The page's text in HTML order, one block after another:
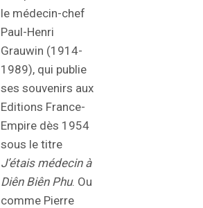
le médecin-chef
Paul-Henri
Grauwin (1914-
1989), qui publie
ses souvenirs aux
Editions France-
Empire dès 1954
sous le titre
J’étais médecin à
Diên Biên Phu. Ou
comme Pierre